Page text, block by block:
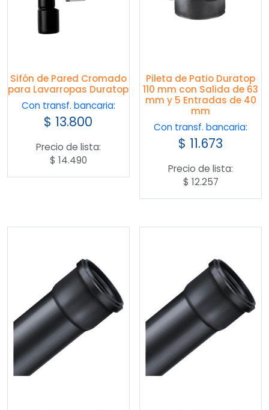
Sifón de Pared Cromado
para Lavarropas Duratop
Con transf. bancaria:
$ 13.800
Precio de lista:
$ 14.490
Pileta de Patio Duratop
110 mm con Salida de 63
mm y 5 Entradas de 40
mm
Con transf. bancaria:
$ 11.673
Precio de lista:
$ 12.257